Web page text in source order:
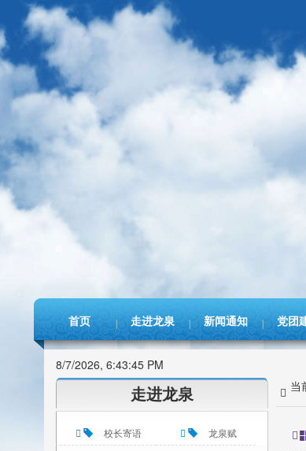
首页 走进龙泉 新闻通知 党团
8/7/2026, 6:43:45 PM
走进龙泉
校长寄语
龙泉赋
当